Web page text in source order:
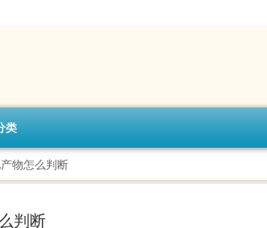
类
物怎么判断
判断